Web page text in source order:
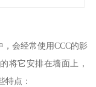
会经常使用CCC的影
将它安排在墙面上，
特点：